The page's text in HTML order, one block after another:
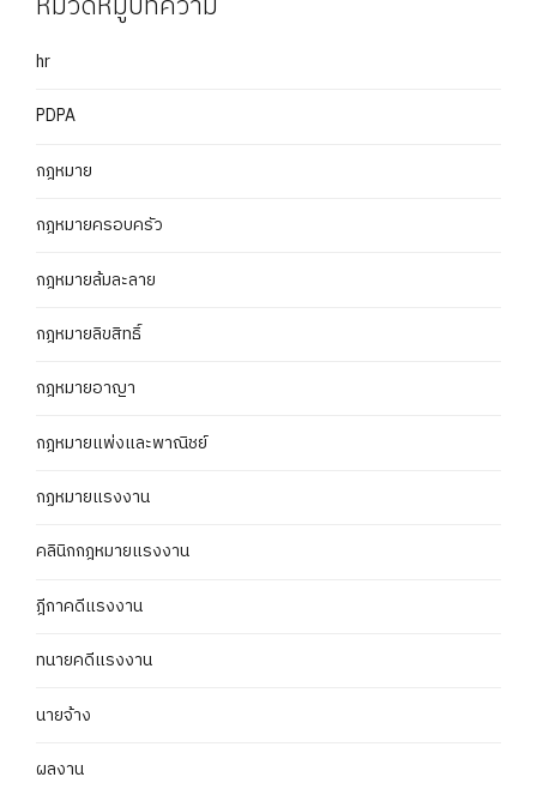
hr
PDPA
กฎหมาย
กฎหมายครอบครัว
กฎหมายล้มละลาย
กฎหมายลิขสิทธิ์
กฎหมายอาญา
กฎหมายแพ่งและพาณิชย์
กฏหมายแรงงาน
คลินิกกฎหมายแรงงาน
ฎีกาคดีแรงงาน
ทนายคดีแรงงาน
นายจ้าง
ผลงาน